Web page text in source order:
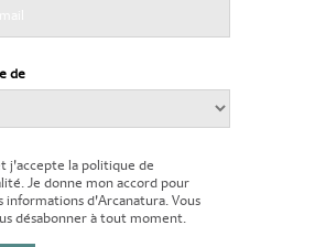
de
j'accepte la politique de
Je donne mon accord pour
informations d'Arcanatura. Vous
désabonner à tout moment.